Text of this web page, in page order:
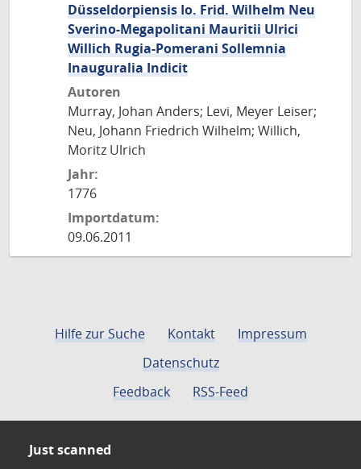
Düsseldorpiensis Io. Frid. Wilhelm Neu
Sverino-Megapolitani Mauritii Ulrici
Willich Rugia-Pomerani Sollemnia
Inauguralia Indicit
Autoren
Murray, Johan Anders; Levi, Meyer Leiser;
Neu, Johann Friedrich Wilhelm; Willich,
Moritz Ulrich
Jahr:
1776
Importdatum:
09.06.2011
Hilfe zur Suche Kontakt
Impressum
Datenschutz
Feedback
RSS-Feed
Just scanned